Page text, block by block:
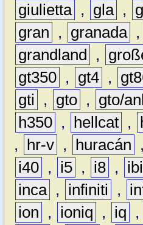
giulietta , gla ,
gran
, granada ,
grandland
,
gt350 , gt4 ,
gti
, gto , gto/
h350 , hellcat ,
,
hr-v , huracán ,
i40 , i5 , i8 ,
inca , infiniti ,
ion
, ioniq , iq ,